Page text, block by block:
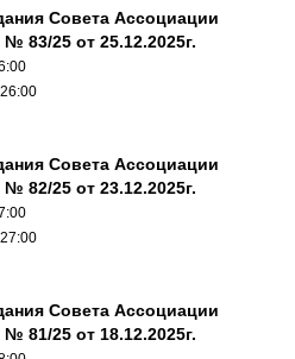
Совета Ассоциации
83/25 от 25.12.2025г.
Совета Ассоциации
82/25 от 23.12.2025г.
Совета Ассоциации
81/25 от 18.12.2025г.